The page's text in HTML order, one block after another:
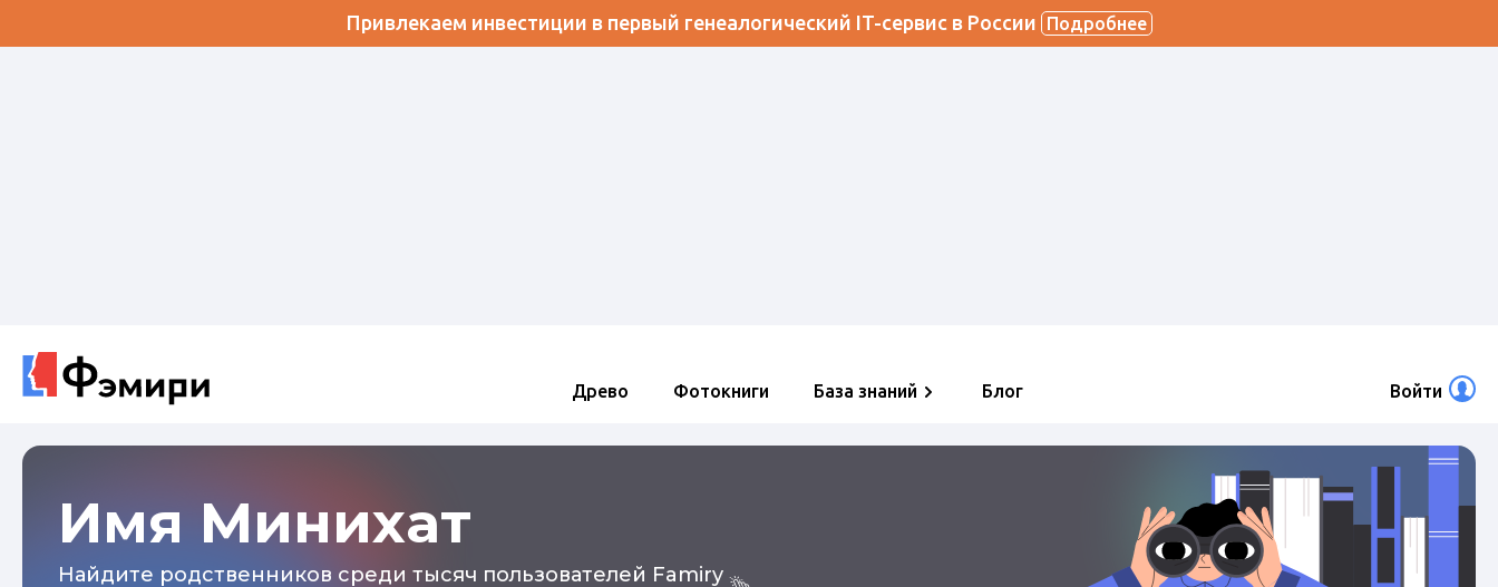
Привлекаем инвестиции в первый генеалогический IT-сервис в России Подробнее
Древо Фотокниги База знаний Блог Войти
Имя Минихат
Найдите родственников среди тысяч пользователей Famiry